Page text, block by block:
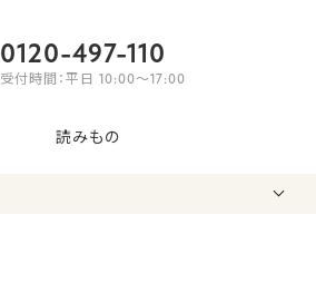
0120-497-110
受付時間：平日 10:00〜17:00
読みもの